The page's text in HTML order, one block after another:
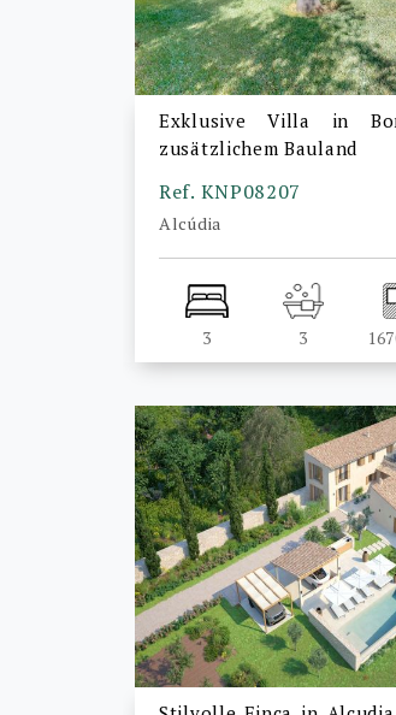
Exklusive Villa in
zusätzlichem Bauland
Ref. KNP08207
Alcúdia
3 3